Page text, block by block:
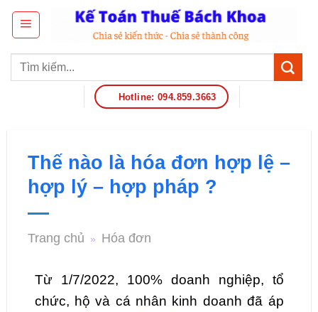
Hotline: 094.859.3663
Thế nào là hóa đơn hợp lệ –
hợp lý – hợp pháp ?
Trang chủ » Hóa đơn
Từ 1/7/2022, 100% doanh nghiệp, tổ
chức, hộ và cá nhân kinh doanh đã áp